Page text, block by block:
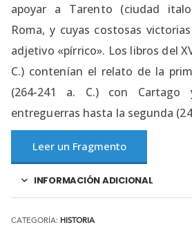
apoyar a Tarento (ciudad
Roma, y cuyas costosas
adjetivo «pírrico». Los libros del
C.) contenían el relato de la
(264-241 a. C.) con
entreguerras hasta la segunda
Leer un Fragmento
INFORMACIÓN ADICIONAL
CATEGORÍA: HISTORIA